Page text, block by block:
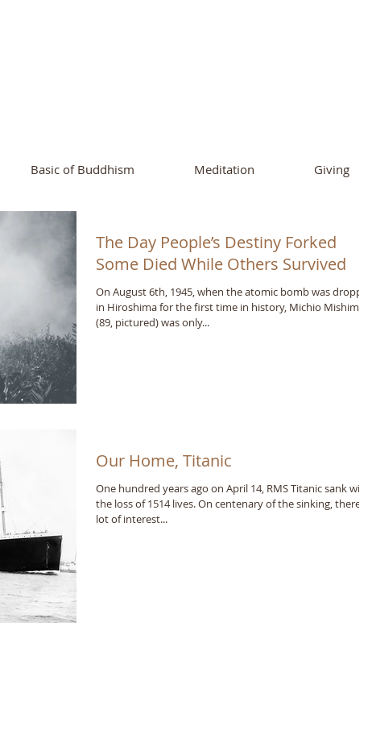
Basic of Buddhism Meditation Giving
The Day People’s Destiny Forked
Some Died While Others Survived
On August 6th, 1945, when the atomic bomb was dropped
in Hiroshima for the first time in history, Michio Mishima
(89, pictured) was only...
Our Home, Titanic
One hundred years ago on April 14, RMS Titanic sank with
the loss of 1514 lives. On centenary of the sinking, there is a
lot of interest...